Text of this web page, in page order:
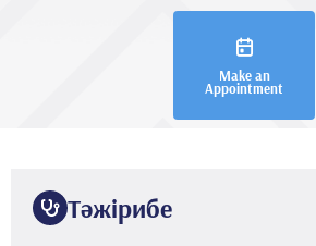
Make an
Appointment
Тәжірибе